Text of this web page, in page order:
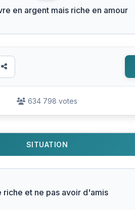
en argent mais riche en amour
634 798 votes
SITUATION
riche et ne pas avoir d'amis